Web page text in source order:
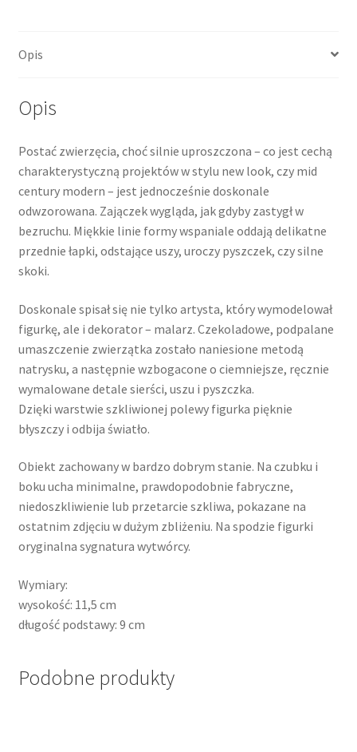
Opis
Opis
Postać zwierzęcia, choć silnie uproszczona – co jest cechą
charakterystyczną projektów w stylu new look, czy mid
century modern – jest jednocześnie doskonale
odwzorowana. Zajączek wygląda, jak gdyby zastygł w
bezruchu. Miękkie linie formy wspaniale oddają delikatne
przednie łapki, odstające uszy, uroczy pyszczek, czy silne
skoki.
Doskonale spisał się nie tylko artysta, który wymodelował
figurkę, ale i dekorator – malarz. Czekoladowe, podpalane
umaszczenie zwierzątka zostało naniesione metodą
natrysku, a następnie wzbogacone o ciemniejsze, ręcznie
wymalowane detale sierści, uszu i pyszczka.
Dzięki warstwie szkliwionej polewy figurka pięknie
błyszczy i odbija światło.
Obiekt zachowany w bardzo dobrym stanie. Na czubku i
boku ucha minimalne, prawdopodobnie fabryczne,
niedoszkliwienie lub przetarcie szkliwa, pokazane na
ostatnim zdjęciu w dużym zbliżeniu. Na spodzie figurki
oryginalna sygnatura wytwórcy.
Wymiary:
wysokość: 11,5 cm
długość podstawy: 9 cm
Podobne produkty